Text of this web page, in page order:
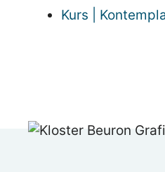
Kurs |